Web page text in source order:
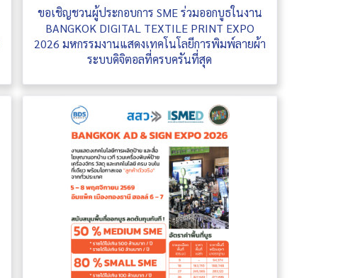
ขอเชิญชวนผู้ประกอบการ SME ร่วมออกบูธในงาน
BANGKOK DIGITAL TEXTILE PRINT EXPO
2026 มหกรรมงานแสดงเทคโนโลยีการพิมพ์ลายผ้า
ระบบดิจิตอลที่ครบครันที่สุด